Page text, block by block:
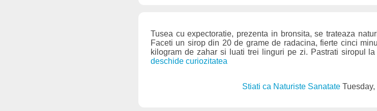
Tusea cu expectoratie, prezenta in bronsita, se trateaza
Faceti un sirop din 20 de grame de radacina, fierte cinci
kilogram de zahar si luati trei linguri pe zi. Pastrati siropul
deschide curiozitatea
Stiati ca Naturiste Sanatate